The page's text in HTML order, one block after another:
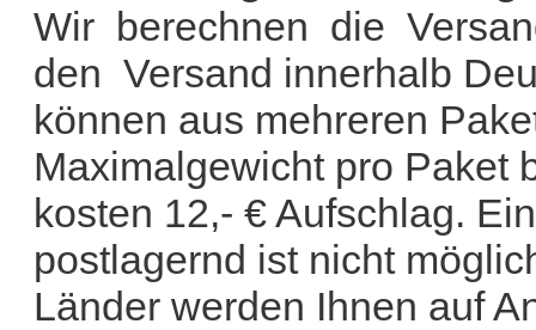
Wir berechnen die
den Versand innerhalb
können aus mehreren
Maximalgewicht pro Paket
kosten 12,- € Aufschlag.
postlagernd ist nicht
Länder werden Ihnen auf